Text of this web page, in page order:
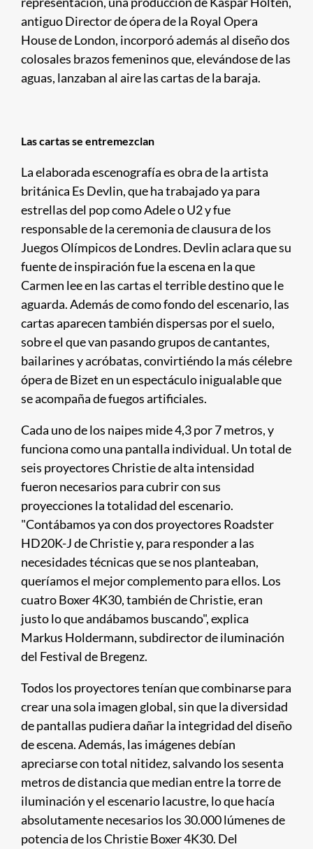
antiguo Director de ópera de la Royal Opera
House de London, incorporó además al diseño dos
colosales brazos femeninos que, elevándose de las
aguas, lanzaban al aire las cartas de la baraja.
Las cartas se entremezclan
La elaborada escenografía es obra de la artista
británica Es Devlin, que ha trabajado ya para
estrellas del pop como Adele o U2 y fue
responsable de la ceremonia de clausura de los
Juegos Olímpicos de Londres. Devlin aclara que su
fuente de inspiración fue la escena en la que
Carmen lee en las cartas el terrible destino que le
aguarda. Además de como fondo del escenario, las
cartas aparecen también dispersas por el suelo,
sobre el que van pasando grupos de cantantes,
bailarines y acróbatas, convirtiéndo la más célebre
ópera de Bizet en un espectáculo inigualable que
se acompaña de fuegos artificiales.
Cada uno de los naipes mide 4,3 por 7 metros, y
funciona como una pantalla individual. Un total de
seis proyectores Christie de alta intensidad
fueron necesarios para cubrir con sus
proyecciones la totalidad del escenario.
"Contábamos ya con dos proyectores Roadster
HD20K-J de Christie y, para responder a las
necesidades técnicas que se nos planteaban,
queríamos el mejor complemento para ellos. Los
cuatro Boxer 4K30, también de Christie, eran
justo lo que andábamos buscando", explica
Markus Holdermann, subdirector de iluminación
del Festival de Bregenz.
Todos los proyectores tenían que combinarse para
crear una sola imagen global, sin que la diversidad
de pantallas pudiera dañar la integridad del diseño
de escena. Además, las imágenes debían
apreciarse con total nitidez, salvando los sesenta
metros de distancia que median entre la torre de
iluminación y el escenario lacustre, lo que hacía
absolutamente necesarios los 30.000 lúmenes de
potencia de los Christie Boxer 4K30. Del